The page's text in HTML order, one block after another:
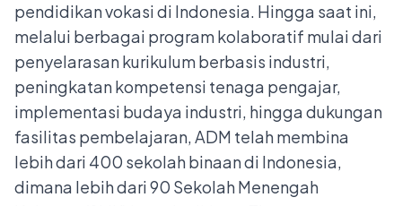
pendidikan vokasi di Indonesia. Hingga saat ini,
melalui berbagai program kolaboratif mulai dari
penyelarasan kurikulum berbasis industri,
peningkatan kompetensi tenaga pengajar,
implementasi budaya industri, hingga dukungan
fasilitas pembelajaran, ADM telah membina
lebih dari 400 sekolah binaan di Indonesia,
dimana lebih dari 90 Sekolah Menengah